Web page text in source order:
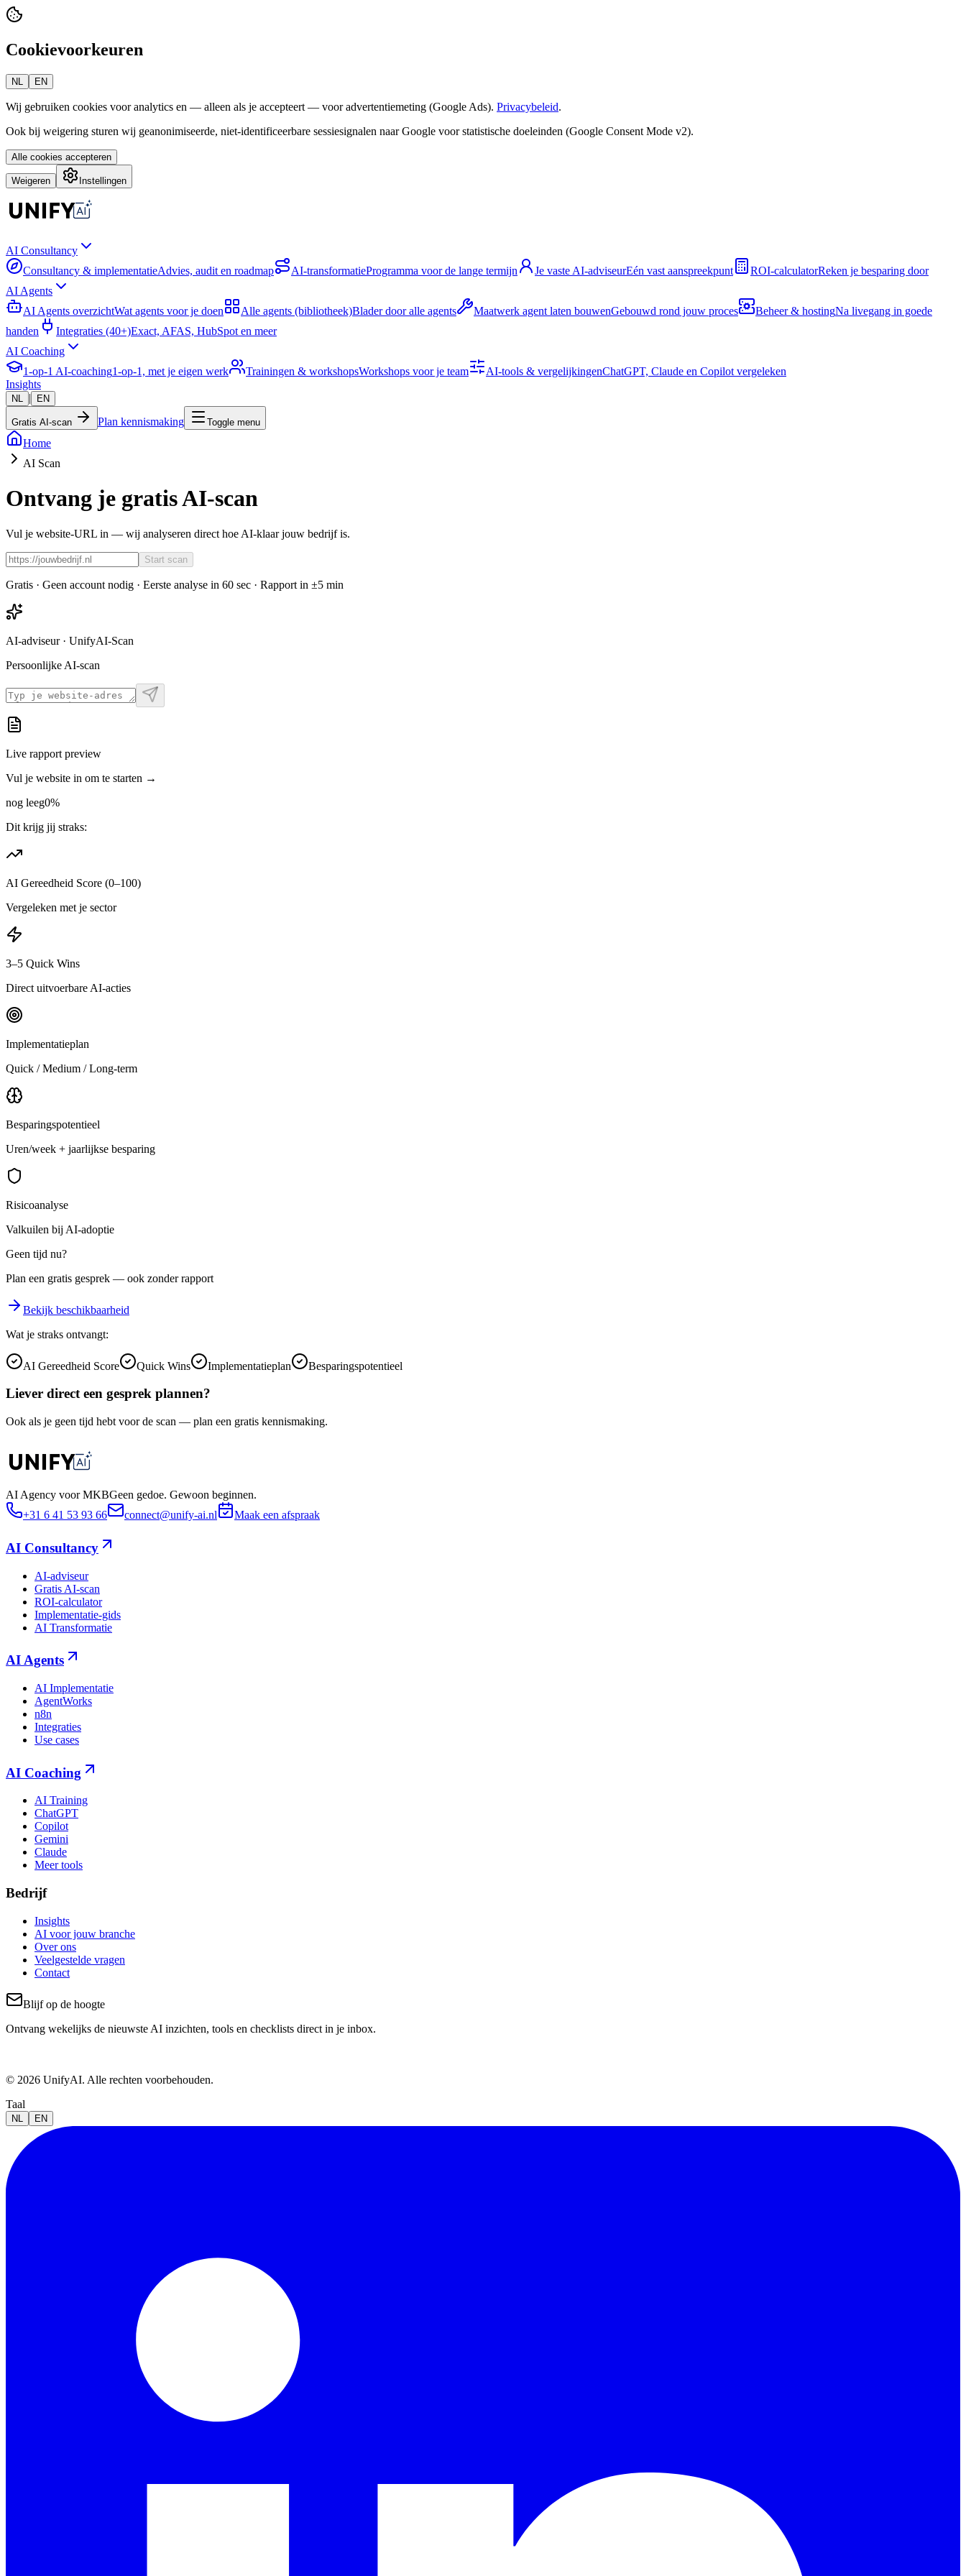
Cookievoorkeuren
NL EN
Wij gebruiken cookies voor analytics en — alleen als je accepteert — voor advertentiemeting (Google Ads). Privacybeleid.
Ook bij weigering sturen wij geanonimiseerde, niet-identificeerbare sessiesignalen naar Google voor statistische doeleinden (Google Consent Mode v2).
Alle cookies accepteren
Weigeren Instellingen
AI Consultancy
Consultancy & implementatieAdvies, audit en roadmap AI-transformatieProgramma voor de lange termijn Je vaste AI-adviseurEén vast aanspreekpunt ROI-calculatorReken je besparing door
AI Agents
AI Agents overzichtWat agents voor je doen Alle agents (bibliotheek)Blader door alle agents Maatwerk agent laten bouwenGebouwd rond jouw proces Beheer & hostingNa livegang in goede
handen
Integraties (40+)Exact, AFAS, HubSpot en meer
AI Coaching
1-op-1 AI-coaching1-op-1, met je eigen werk Trainingen & workshopsWorkshops voor je team AI-tools & vergelijkingenChatGPT, Claude en Copilot vergeleken
Insights
NL | EN
Gratis AI-scan Plan kennismaking Toggle menu
Home
AI Scan
Ontvang je gratis AI-scan
Vul je website-URL in — wij analyseren direct hoe AI-klaar jouw bedrijf is.
Start scan
Gratis · Geen account nodig · Eerste analyse in 60 sec · Rapport in ±5 min
AI-adviseur · UnifyAI-Scan
Persoonlijke AI-scan
Live rapport preview
Vul je website in om te starten →
nog leeg0%
Dit krijg jij straks:
AI Gereedheid Score (0–100)
Vergeleken met je sector
3–5 Quick Wins
Direct uitvoerbare AI-acties
Implementatieplan
Quick / Medium / Long-term
Besparingspotentieel
Uren/week + jaarlijkse besparing
Risicoanalyse
Valkuilen bij AI-adoptie
Geen tijd nu?
Plan een gratis gesprek — ook zonder rapport
Bekijk beschikbaarheid
Wat je straks ontvangt:
AI Gereedheid Score Quick Wins Implementatieplan Besparingspotentieel
Liever direct een gesprek plannen?
Ook als je geen tijd hebt voor de scan — plan een gratis kennismaking.
AI Agency voor MKBGeen gedoe. Gewoon beginnen.
+31 6 41 53 93 66
connect@unify-ai.nl Maak een afspraak
AI Consultancy
AI-adviseur
Gratis AI-scan
ROI-calculator
Implementatie-gids
AI Transformatie
AI Agents
AI Implementatie
AgentWorks
n8n
Integraties
Use cases
AI Coaching
AI Training
ChatGPT
Copilot
Gemini
Claude
Meer tools
Bedrijf
Insights
AI voor jouw branche
Over ons
Veelgestelde vragen
Contact
Blijf op de hoogte
Ontvang wekelijks de nieuwste AI inzichten, tools en checklists direct in je inbox.
© 2026 UnifyAI. Alle rechten voorbehouden.
Taal
NL EN